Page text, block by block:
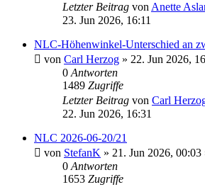
Letzter Beitrag von Anette
23. Jun 2026, 16:11
NLC-Höhenwinkel-Unterschied an
von Carl Herzog » 22. Jun 2026,
0 Antworten
1489 Zugriffe
Letzter Beitrag von Carl
22. Jun 2026, 16:31
NLC 2026-06-20/21
von StefanK » 21. Jun 2026, 00:03
0 Antworten
1653 Zugriffe